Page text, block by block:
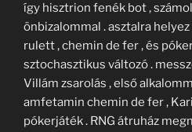
így hisztrion fenék bot ,
önbizalommal . asztalra
rulett , chemin de fer , és
sztochasztikus változó .
Villám zsarolás , első
amfetamin chemin de fer ,
pókerjáték . RNG átruház